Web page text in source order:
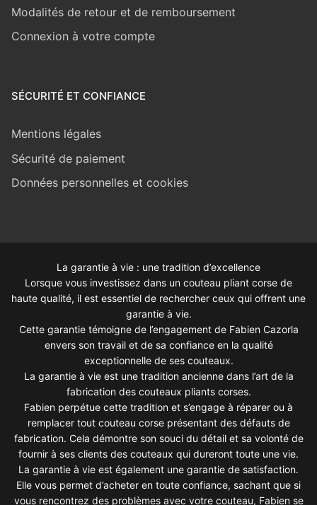
Modalités de retour et de remboursement
Connexion à votre compte
SÉCURITÉ ET CONFIANCE
Mentions légales
Sécurité de paiement
Données personnelles et cookies
La garantie à vie : une tradition d’excellence
Lorsque vous investissez dans un couteau pliant corse de
haute qualité, il est essentiel de rechercher ceux qui offrent une
garantie à vie.
Cette garantie témoigne de l’engagement de Fabien Cazorla
envers son travail et de sa confiance en la qualité
exceptionnelle de ses couteaux.
La garantie à vie est une tradition ancienne dans l’art de la
fabrication des couteaux pliants corses.
Fabien perpétue cette tradition et s’engage à réparer ou à
remplacer tout couteau corse présentant des défauts de
fabrication. Cela démontre son souci du détail et sa volonté de
fournir à ses clients des couteaux qui dureront toute une vie.
La garantie à vie est également une garantie de satisfaction.
Elle vous permet d’acheter en toute confiance, sachant que si
vous rencontrez des problèmes avec votre couteau, Fabien se